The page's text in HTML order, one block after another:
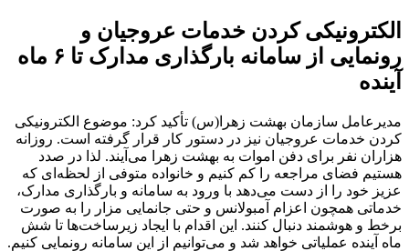
الکترونیکی کردن خدمات عروجیان و
رونمایی از سامانه بارگذاری مدارک تا ۶ ماه
آینده
مدیرعامل سازمان بهشت زهرا(س) تأکید کرد: موضوع الکترونیکی
کردن خدمات عروجیان نیز در دستور کار قرار گرفته است. روزانه
هزاران نفر برای دفن اموات به بهشت زهرا می‌آیند. لذا در صدد
هستیم فضای مراجعه را کم کنیم و خانواده متوفی از لحظه‌ای که
عزیز خود را از دست می‌دهد با ورود به سامانه و بارگذاری مدارک،
خدماتی همچون اعزام آمبولانس و حتی جانمایی مزار را به صورت
برخط و هوشمند دنبال کنند. این اقدام با ایجاد زیرساخت‌ها تا شش
ماه آینده عملیاتی خواهد شد و می‌توانیم از این سامانه رونمایی کنیم.